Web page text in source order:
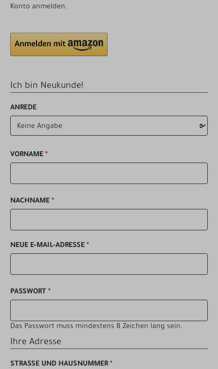
Konto anmelden.
Ich bin Neukunde!
ANREDE
VORNAME *
NACHNAME *
NEUE E-MAIL-ADRESSE *
PASSWORT *
Das Passwort muss mindestens 8 Zeichen lang sein.
Ihre Adresse
STRASSE UND HAUSNUMMER*